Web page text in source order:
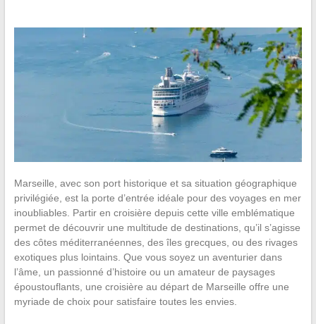
Marseille, avec son port historique et sa situation géographique
privilégiée, est la porte d’entrée idéale pour des voyages en mer
inoubliables. Partir en croisière depuis cette ville emblématique
permet de découvrir une multitude de destinations, qu’il s’agisse
des côtes méditerranéennes, des îles grecques, ou des rivages
exotiques plus lointains. Que vous soyez un aventurier dans
l’âme, un passionné d’histoire ou un amateur de paysages
époustouflants, une croisière au départ de Marseille offre une
myriade de choix pour satisfaire toutes les envies.